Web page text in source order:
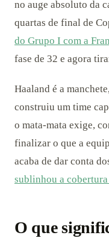
no auge absoluto da
quartas de final de
do Grupo I com a
fase de 32 e agora
Haaland é a
construiu um time
o mata-mata exige,
finalizar o que a
acaba de dar conta
sublinhou a
O que